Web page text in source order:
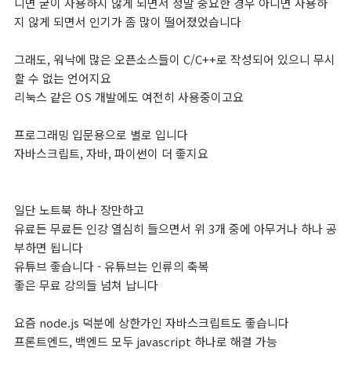
지 않게 되면서 인기가 좀 많이 떨어졌었습니다
그래도, 워낙에 많은 오픈소스들이 C/C++로 작성되어 있으니 무시
할 수 없는 언어지요
리눅스 같은 OS 개발에도 여전히 사용중이고요
프로그래밍 입문용으로 별로 입니다
자바스크립트, 자바, 파이썬이 더 좋지요
일단 노트북 하나 장만하고
유료든 무료든 인강 열심히 들으면서 위 3개 중에 아무거나 하나 공
부하면 됩니다
유튜브 좋습니다 - 유튜브는 인류의 축복
좋은 무료 강의들 넘쳐 납니다
요즘 node.js 덕분에 상한가인 자바스크립트도 좋습니다
프론트엔드, 백엔드 모두 javascript 하나로 해결 가능